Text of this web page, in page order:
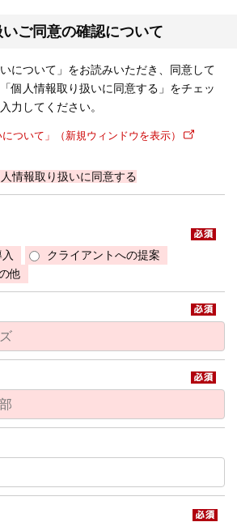
ご同意の確認について
について」をお読みいただき、同意して
個人情報取り扱いに同意する」をチェッ
力してください。
ついて」（新規ウィンドウを表示）
情報取り扱いに同意する
クライアントへの提案
他